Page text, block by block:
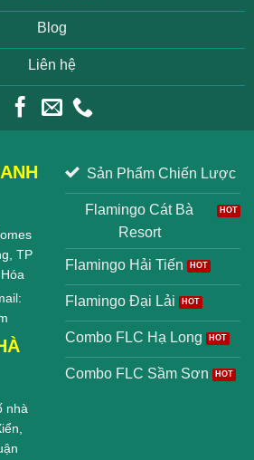
Blog
Liên hệ
TP
nhà
Sản Phẩm Chiến Lược
Flamingo Cát Bà
Resort
Flamingo Hải Tiến
Flamingo Đại Lải
Combo FLC Hạ Long
Combo FLC Sầm Sơn